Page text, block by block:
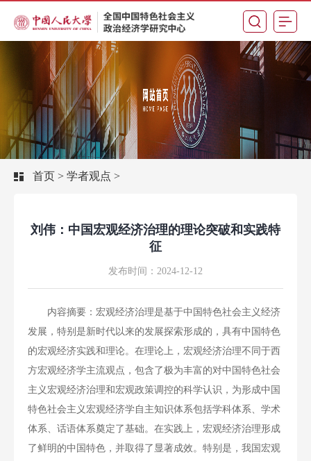
首页 > 学者观点 >
刘伟：中国宏观经济治理的理论突破和实践特
征
发布时间：2024-12-12
内容摘要：宏观经济治理是基于中国特色社会主义经济
发展，特别是新时代以来的发展探索形成的，具有中国特色
的宏观经济实践和理论。在理论上，宏观经济治理不同于西
方宏观经济学主流观点，包含了极为丰富的对中国特色社会
主义宏观经济治理和宏观政策调控的科学认识，为形成中国
特色社会主义宏观经济学自主知识体系包括学科体系、学术
体系、话语体系奠定了基础。在实践上，宏观经济治理形成
了鲜明的中国特色，并取得了显著成效。特别是，我国宏观